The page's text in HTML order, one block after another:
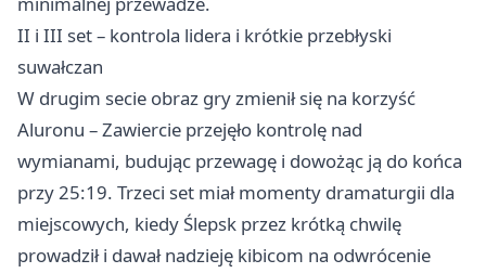
II i III set – kontrola lidera i krótkie przebłyski
suwałczan
W drugim secie obraz gry zmienił się na korzyść
Aluronu – Zawiercie przejęło kontrolę nad
wymianami, budując przewagę i dowożąc ją do końca
przy 25:19. Trzeci set miał momenty dramaturgii dla
miejscowych, kiedy Ślepsk przez krótką chwilę
prowadził i dawał nadzieję kibicom na odwrócenie